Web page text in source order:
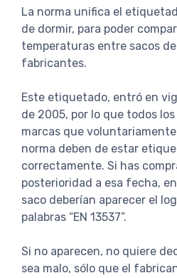
La norma unifica el
de dormir, para poder
temperaturas entre sacos
fabricantes.
Este etiquetado, entró en
de 2005, por lo que todos
marcas que
norma deben de estar
correctamente. Si has
posterioridad a esa fecha,
saco deberían aparecer el
palabras “EN 13537”.
Si no aparecen, no quiere
sea malo, sólo que el